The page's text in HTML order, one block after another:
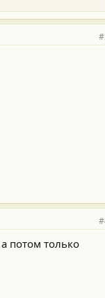
потом только